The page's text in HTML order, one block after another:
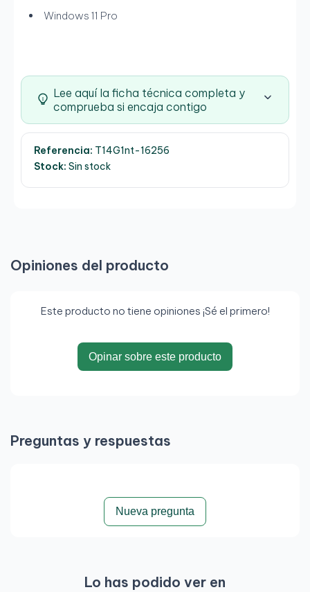
Windows 11 Pro
Lee aquí la ficha técnica completa y
comprueba si encaja contigo
Referencia: T14G1nt-16256
Stock: Sin stock
Opiniones del producto
Este producto no tiene opiniones ¡Sé el primero!
Opinar sobre este producto
Preguntas y respuestas
Nueva pregunta
Lo has podido ver en